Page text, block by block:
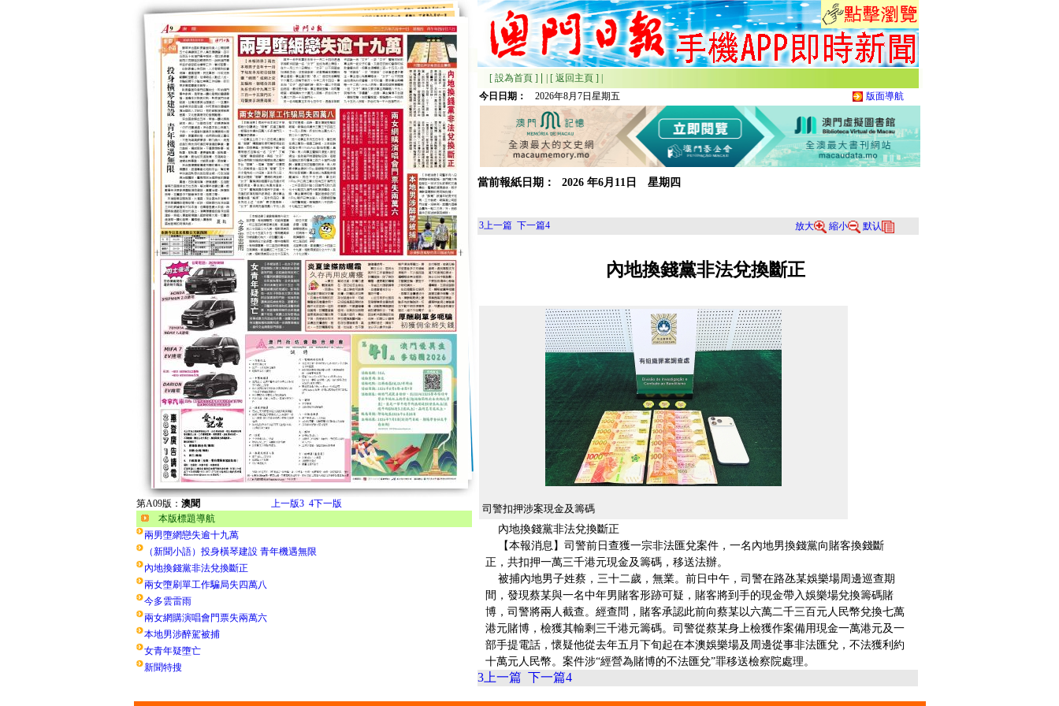
第A09版： 澳聞 上一版3 4下一版
本版標題導航
兩男墮網戀失逾十九萬
（新聞小語）投身橫琴建設 青年機遇無限
內地換錢黨非法兌換斷正
兩女墮刷單工作騙局失四萬八
今多雲雷雨
兩女網購演唱會門票失兩萬六
本地男涉醉駕被捕
女青年疑墮亡
新聞特搜
[ 設為首頁 ] [ 返回主頁 ]
今日日期：
2026年8月7日星期五 版面導航
當前報紙日期： 2026 年6月 11日 星期 四
3上一篇 下一篇4 放大 縮小 默认
內地換錢黨非法兌換斷正
司警扣押涉案現金及籌碼
內地換錢黨非法兌換斷正
【本報消息】司警前日查獲一宗非法匯兌案件，一名內地男換錢黨向賭客換錢斷
正，共扣押一萬三千港元現金及籌碼，移送法辦。
被捕內地男子姓蔡，三十二歲，無業。前日中午，司警在路氹某娛樂場周邊巡查期
間，發現蔡某與一名中年男賭客形跡可疑，賭客將到手的現金帶入娛樂場兌換籌碼賭
博，司警將兩人截查。經查問，賭客承認此前向蔡某以六萬二千三百元人民幣兌換七萬
港元賭博，檢獲其輸剩三千港元籌碼。司警從蔡某身上檢獲作案備用現金一萬港元及一
部手提電話，懷疑他從去年五月下旬起在本澳娛樂場及周邊從事非法匯兌，不法獲利約
十萬元人民幣。案件涉“經營為賭博的不法匯兌”罪移送檢察院處理。
3 上一篇 下一篇4